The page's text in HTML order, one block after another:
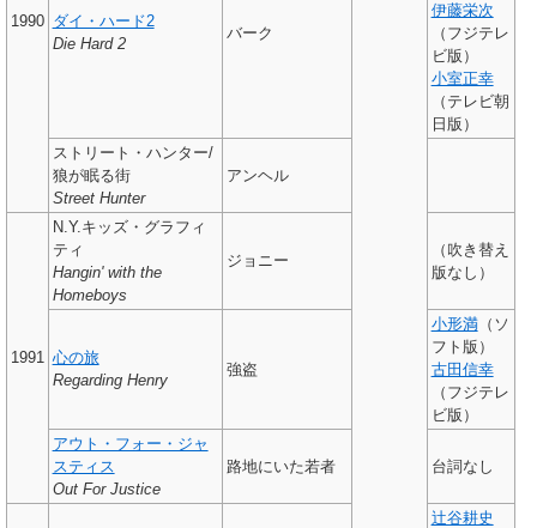
1990 ダイ・ハード2
Die Hard 2
バーク
伊藤栄次
（フジテレ
ビ版）
小室正幸
（テレビ朝
日版）
ストリート・ハンター/
狼が眠る街
Street Hunter
アンヘル
1991
N.Y.キッズ・グラフィ
ティ
Hangin' with the
Homeboys
ジョニー
（吹き替え
版なし）
心の旅
Regarding Henry
強盗
小形満（ソ
フト版）
古田信幸
（フジテレ
ビ版）
アウト・フォー・ジャ
スティス
Out For Justice
路地にいた若者 台詞なし
辻谷耕史